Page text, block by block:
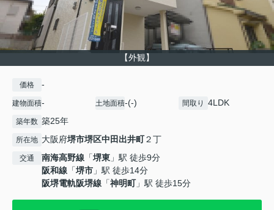
【外観】
価格 -
建物面積- 土地面積-(-) 間取り 4LDK
築年数 築25年
所在地 大阪府堺市堺区中田出井町２丁
交通 南海高野線 「堺東 」駅 徒歩9分
阪和線 「堺市 」駅 徒歩14分
阪堺電軌阪堺線 「神明町」駅 徒歩15分